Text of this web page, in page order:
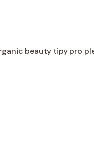
beauty tipy pro